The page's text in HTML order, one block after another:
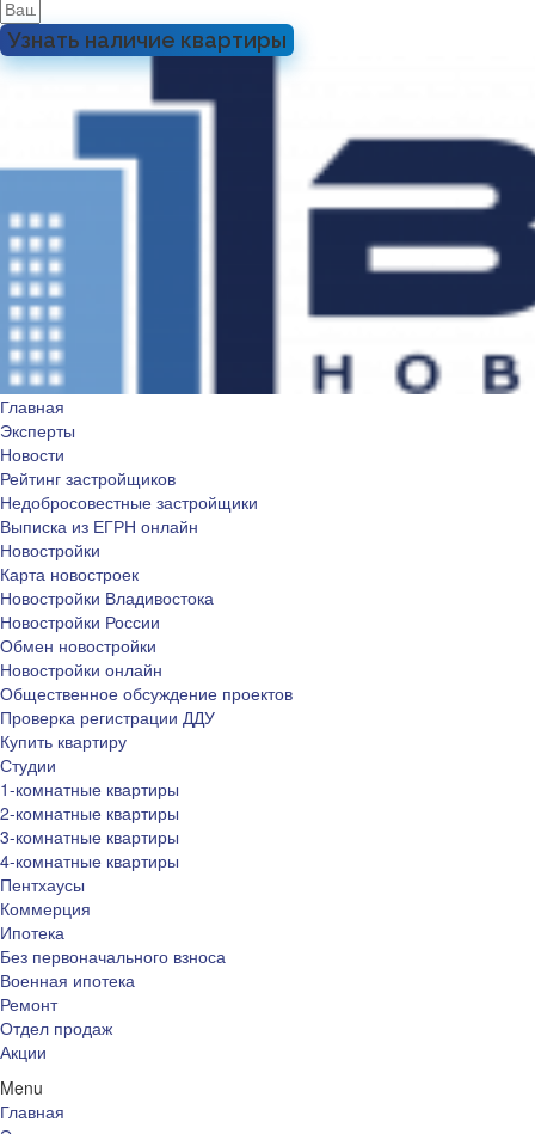
Узнать наличие квартиры
Главная
Эксперты
Новости
Рейтинг застройщиков
Недобросовестные застройщики
Выписка из ЕГРН онлайн
Новостройки
Карта новостроек
Новостройки Владивостока
Новостройки России
Обмен новостройки
Новостройки онлайн
Общественное обсуждение проектов
Проверка регистрации ДДУ
Купить квартиру
Студии
1-комнатные квартиры
2-комнатные квартиры
3-комнатные квартиры
4-комнатные квартиры
Пентхаусы
Коммерция
Ипотека
Без первоначального взноса
Военная ипотека
Ремонт
Отдел продаж
Акции
Menu
Главная